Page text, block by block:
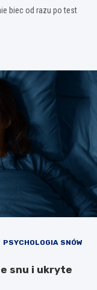
biec od razu po test
PSYCHOLOGIA SNÓW
snu i ukryte